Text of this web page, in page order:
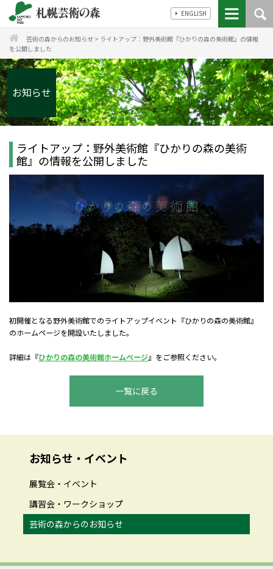
ENGLISH
芸術の森からのお知らせ > ライトアップ：野外美術館『ひかりの森の美術館』の情報
を公開しました
お知らせ
ライトアップ：野外美術館『ひかりの森の美術
館』の情報を公開しました
初開催となる野外美術館でのライトアップイベント『ひかりの森の美術館』
のホームページを開設いたしました。
詳細は『ひかりの森の美術館ホームページ』をご参照ください。
一覧に戻る
お知らせ・イベント
展覧会・イベント
講習会・ワークショップ
芸術の森からのお知らせ